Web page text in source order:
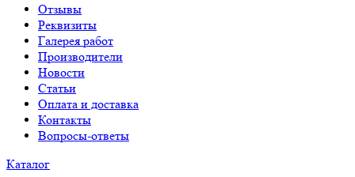
Отзывы
Реквизиты
Галерея работ
Производители
Новости
Статьи
Оплата и доставка
Контакты
Вопросы-ответы
Каталог